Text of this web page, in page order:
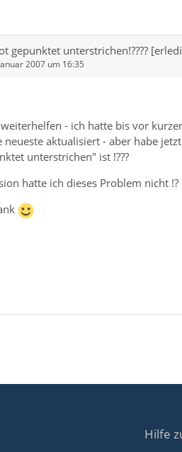
gepunktet unterstrichen!????
2007 um 16:35
- ich hatte bis vor
aktualisiert - aber habe
unterstrichen" ist !???
hatte ich dieses Problem nicht !?
Hilfe